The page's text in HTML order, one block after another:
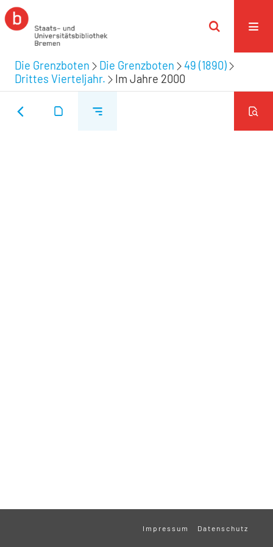
Die Grenzboten Die Grenzboten
49 (1890)
Drittes Vierteljahr.
Im Jahre 2000
Impressum Datenschutz